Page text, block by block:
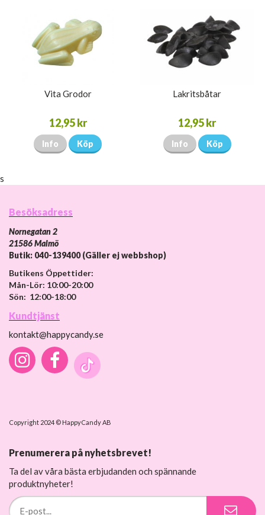
Vita Grodor
12,95 kr
Info Köp
Lakritsbåtar
12,95 kr
Info Köp
s
Besöksadress
Nornegatan 2
21586 Malmö
Butik: 040-139400 (Gäller ej webbshop)
Butikens Öppettider:
Mån-Lör: 10:00-20:00
Sön: 12:00-18:00
Kundtjänst
kontakt@happycandy.se
Copyright 2024 © HappyCandy AB
Prenumerera på nyhetsbrevet!
Ta del av våra bästa erbjudanden och spännande
produktnyheter!